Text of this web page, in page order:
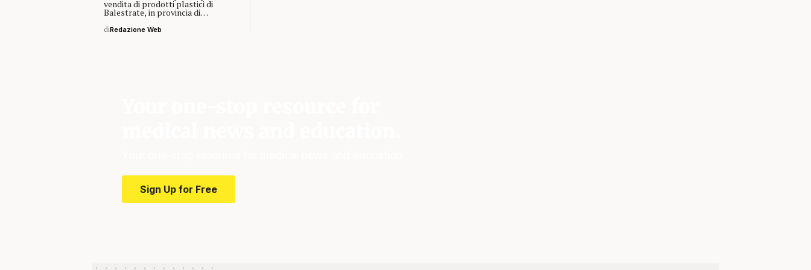
vendita di prodotti plastici di
Balestrate, in provincia di…
diRedazione Web
Sign Up for Free